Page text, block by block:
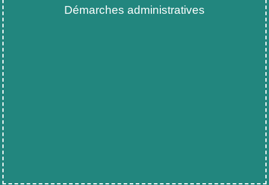
Démarches administratives